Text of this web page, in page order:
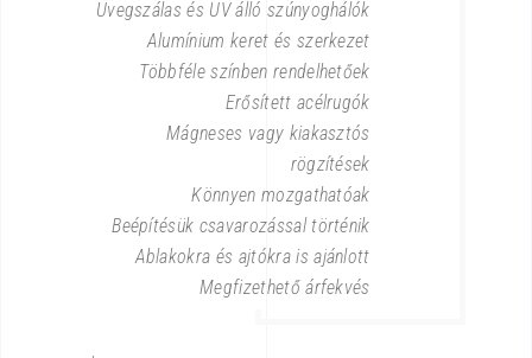
Üvegszálas és UV álló szúnyoghálók
Alumínium keret és szerkezet
Többféle színben rendelhetőek
Erősített acélrugók
Mágneses vagy kiakasztós
rögzítések
Könnyen mozgathatóak
Beépítésük csavarozással történik
Ablakokra és ajtókra is ajánlott
Megfizethető árfekvés